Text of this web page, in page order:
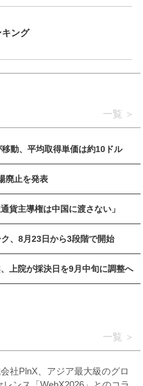
キング
一覧
動、平均取得単価は約10ドル
廃止を発表
貨主導権は中国に渡さない」
、8月23日から3段階で開始
上院が採決日を9月中旬に調整へ
一覧
社PlnX、アジア最大級のグロ